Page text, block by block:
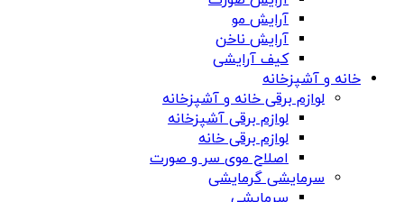
آرایش مو
آرایش ناخن
کیف آرایشی
خانه و آشپزخانه
لوازم برقی خانه و آشپزخانه
لوازم برقی آشپزخانه
لوازم برقی خانه
اصلاح موی سر و صورت
سرمایشی گرمایشی